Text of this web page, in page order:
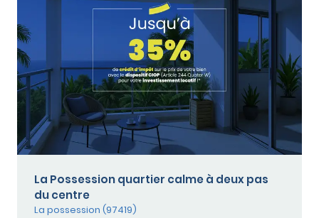
La Possession quartier calme à deux pas
du centre
La possession (97419)